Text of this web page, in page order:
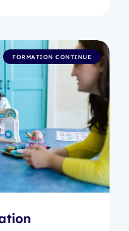
FORMATION CONTINUE